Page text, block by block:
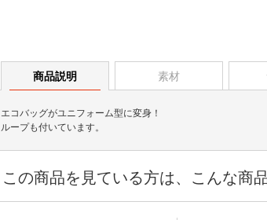
商品説明 素材
エコバッグがユニフォーム型に変身！
ループも付いています。
この商品を見ている方は、こんな商